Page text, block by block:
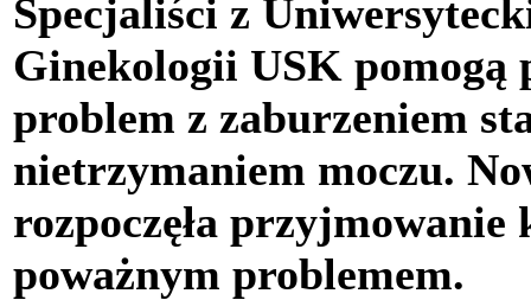
Specjaliści z
Ginekologii USK
problem z zaburzeniem
nietrzymaniem moczu.
rozpoczęła
poważnym problemem.